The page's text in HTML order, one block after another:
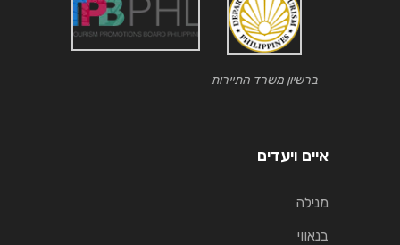
ברשיון משרד התיירות
איים ויעדים
מנילה
בנאווי